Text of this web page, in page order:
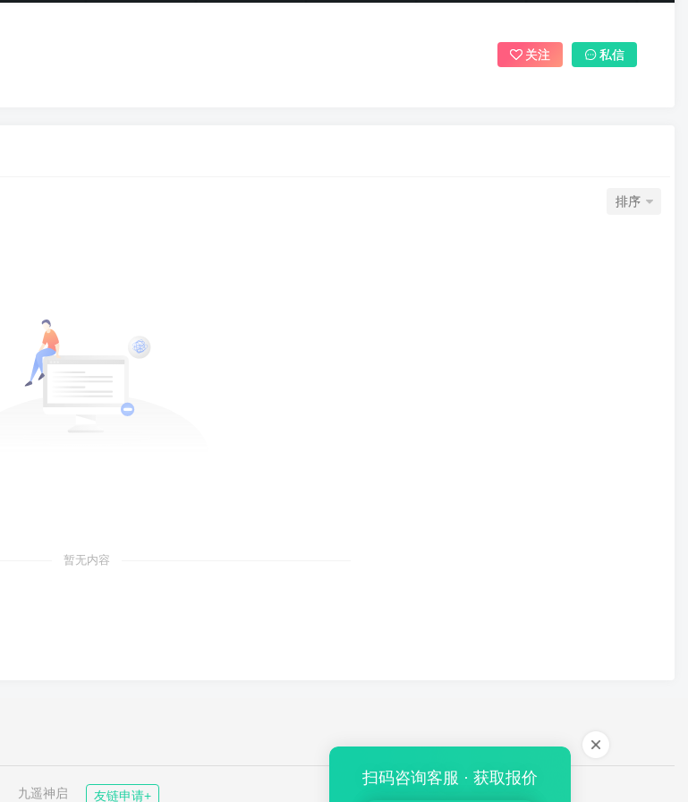
关注 私信
排序
暂无内容
九遥神启 友链申请+
扫码咨询客服 · 获取报价